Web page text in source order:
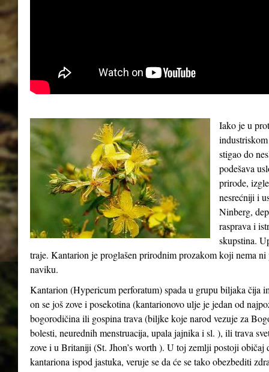
Iako je u
stigao do
podešava
prirode,
nesrećniji i
Ninberg,
rasprava i
skupstina.
traje. Kantarion je proglašen prirodnim prozakom koji nema
naviku.
Kantarion (Hypericum perforatum) spada u grupu biljaka čija
on se još zove i posekotina (kantarionovo ulje je jedan od
bogorodičina ili gospina trava (biljke koje narod vezuje za
bolesti, neurednih menstruacija, upala jajnika i sl. ), ili trava
zove i u Britaniji (St. Jhon’s worth ). U toj zemlji postoji običaj
kantariona ispod jastuka, veruje se da će se tako obezbediti